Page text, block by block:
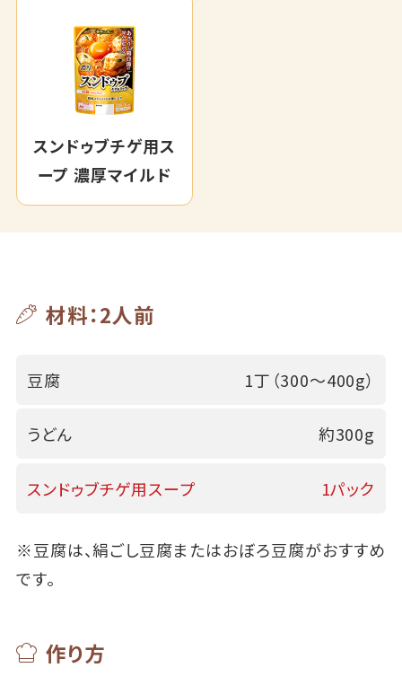
スンドゥブチゲ用ス
ープ 濃厚マイルド
材料：2人前
豆腐 1丁（300～400g）
うどん 約300g
スンドゥブチゲ用スープ 1パック
※豆腐は、絹ごし豆腐またはおぼろ豆腐がおすすめ
です。
作り方